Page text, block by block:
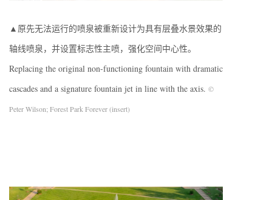
▲原先无法运行的喷泉被重新设计为具有层叠水景效果的
轴线喷泉，并设置标志性主喷，强化空间中心性。
Replacing the original non-functioning fountain with dramatic
cascades and a signature fountain jet in line with the axis. ©
Peter Wilson; Forest Park Forever (insert)